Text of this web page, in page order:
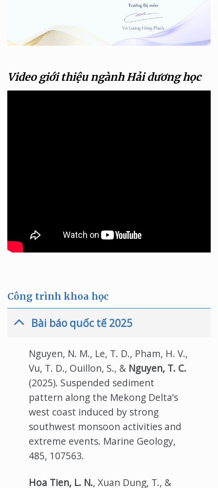
Video giới thiệu ngành Hải dương học
Công trình khoa học
Bài báo quốc tế 2025
Nguyen, N. M., Le, T. D., Pham, H. V.,
Vu, T. D., Ouillon, S., & Nguyen, T. C.
(2025). Suspended sediment
pattern along the Mekong Delta’s
west coast induced by strong
southwest monsoon activities and
extreme events. Marine Geology,
485, 107563.
Hoa Tien, L. N., Xuan Dung, T., &